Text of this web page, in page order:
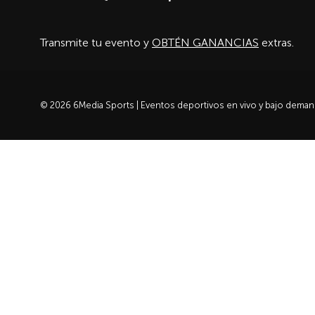
Transmite tu evento y OBTÉN GANANCIAS extras.
© 2026 6Media Sports | Eventos deportivos en vivo y bajo